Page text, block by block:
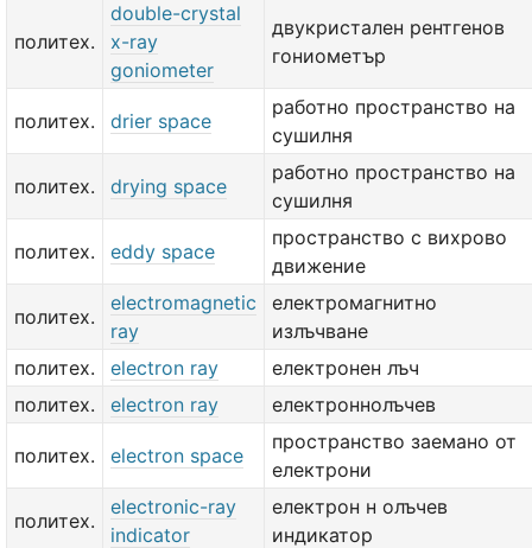
политех.
double-crystal
x-ray
goniometer
двукристален рентгенов
гониометър
политех. drier space
работно пространство на
сушилня
политех. drying space
работно пространство на
сушилня
политех. eddy space
пространство с вихрово
движение
политех.
electromagnetic
ray
електромагнитно
излъчване
политех.
electron ray
електронен лъч
политех.
electron ray електроннолъчев
политех. electron space
пространство заемано от
електрони
политех.
electronic-ray
indicator
електрон н олъчев
индикатор